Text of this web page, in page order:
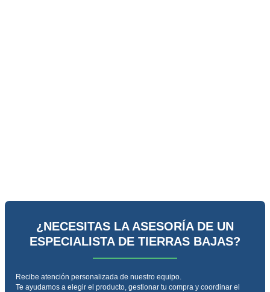
¿NECESITAS LA ASESORÍA DE UN
ESPECIALISTA DE TIERRAS BAJAS?
Recibe atención personalizada de nuestro equipo.
Te ayudamos a elegir el producto, gestionar tu compra y coordinar el